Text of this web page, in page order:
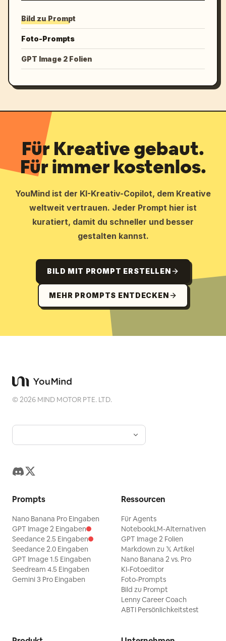
Bild zu Prompt
Foto-Prompts
GPT Image 2 Folien
Für Kreative gebaut.
Für immer kostenlos.
YouMind ist der KI-Kreativ-Copilot, dem Kreative
weltweit vertrauen. Jeder Prompt hier ist
kuratiert, damit du schneller und besser
gestalten kannst.
BILD MIT PROMPT ERSTELLEN
MEHR PROMPTS ENTDECKEN
©2026 MIND MOTOR PTE. LTD.
Prompts
Nano Banana Pro Eingaben
GPT Image 2 Eingaben
Seedance 2.5 Eingaben
Seedance 2.0 Eingaben
GPT Image 1.5 Eingaben
Seedream 4.5 Eingaben
Gemini 3 Pro Eingaben
Ressourcen
Für Agents
NotebookLM-Alternativen
GPT Image 2 Folien
Markdown zu 𝕏 Artikel
Nano Banana 2 vs. Pro
KI-Fotoeditor
Foto-Prompts
Bild zu Prompt
Lenny Career Coach
ABTI Persönlichkeitstest